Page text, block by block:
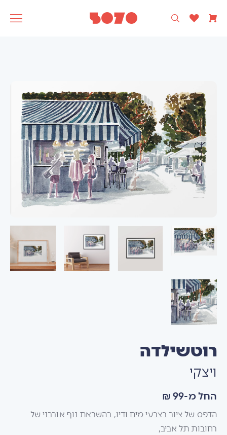
רק עיצוב ישראלי 🩵
אסופהSAGAתוצרת5070
רוטשילדה
ויצקי
החל מ-99 ₪
הדפס של ציור בצבעי מים ודיו, בהשראת נוף אורבני של
רחובות תל אביב,